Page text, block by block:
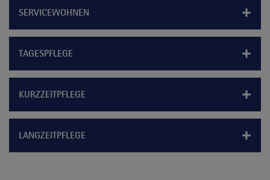
SERVICEWOHNEN
TAGESPFLEGE
KURZZEITPFLEGE
LANGZEITPFLEGE